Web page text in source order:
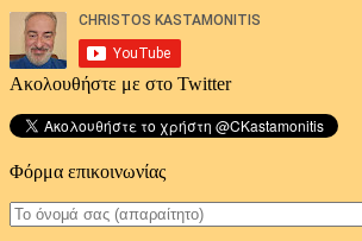
Ακολουθήστε με στο Twitter
Φόρμα επικοινωνίας